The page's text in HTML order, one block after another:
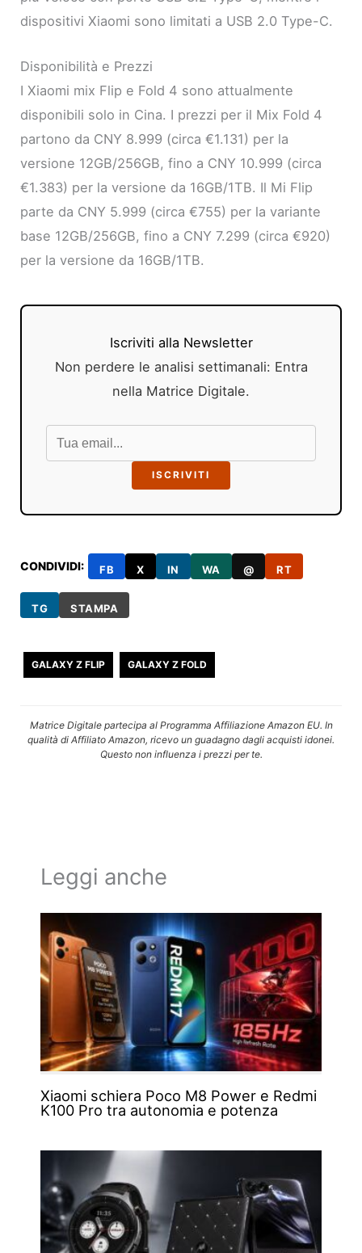
dispositivi Xiaomi sono limitati a USB 2.0 Type-C.
Disponibilità e Prezzi
I Xiaomi mix Flip e Fold 4 sono attualmente
disponibili solo in Cina. I prezzi per il Mix Fold 4
partono da CNY 8.999 (circa €1.131) per la
versione 12GB/256GB, fino a CNY 10.999 (circa
€1.383) per la versione da 16GB/1TB. Il Mi Flip
parte da CNY 5.999 (circa €755) per la variante
base 12GB/256GB, fino a CNY 7.299 (circa €920)
per la versione da 16GB/1TB.
Iscriviti alla Newsletter
Non perdere le analisi settimanali: Entra
nella Matrice Digitale.
ISCRIVITI
CONDIVIDI: FB X IN WA @ RT
TG STAMPA
GALAXY Z FLIP GALAXY Z FOLD
Matrice Digitale partecipa al Programma Affiliazione Amazon EU. In
qualità di Affiliato Amazon, ricevo un guadagno dagli acquisti idonei.
Questo non influenza i prezzi per te.
Leggi anche
Xiaomi schiera Poco M8 Power e Redmi
K100 Pro tra autonomia e potenza